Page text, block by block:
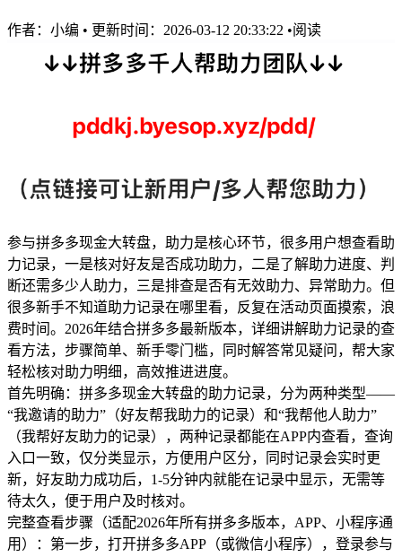
作者： 小编 • 更新时间：2026-03-12 20:33:22 •阅读
参与拼多多现金大转盘，助力是核心环节，很多用户想查看助
力记录，一是核对好友是否成功助力，二是了解助力进度、判
断还需多少人助力，三是排查是否有无效助力、异常助力。但
很多新手不知道助力记录在哪里看，反复在活动页面摸索，浪
费时间。2026年结合拼多多最新版本，详细讲解助力记录的查
看方法，步骤简单、新手零门槛，同时解答常见疑问，帮大家
轻松核对助力明细，高效推进进度。
首先明确：拼多多现金大转盘的助力记录，分为两种类型——
“我邀请的助力”（好友帮我助力的记录）和“我帮他人助力”
（我帮好友助力的记录），两种记录都能在APP内查看，查询
入口一致，仅分类显示，方便用户区分，同时记录会实时更
新，好友助力成功后，1-5分钟内就能在记录中显示，无需等
待太久，便于用户及时核对。
完整查看步骤（适配2026年所有拼多多版本，APP、小程序通
用）：第一步，打开拼多多APP（或微信小程序），登录参与